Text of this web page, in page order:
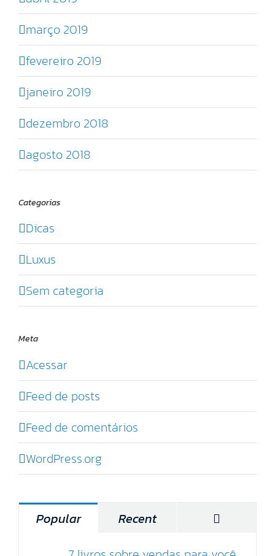
março 2019
fevereiro 2019
janeiro 2019
dezembro 2018
agosto 2018
Categorias
Dicas
Luxus
Sem categoria
Meta
Acessar
Feed de posts
Feed de comentários
WordPress.org
Popular Recent